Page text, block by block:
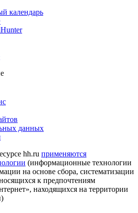
календарь
данных
hh.ru применяются
(информационные технологии
на основе сбора, систематизации
к предпочтениям
находящихся на территории